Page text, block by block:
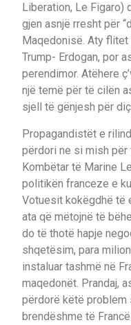
Liberation, Le Figaro)
gjen asnjë rresht për
Maqedonisë. Aty
Trump- Erdogan, por
perendimor. Atëhere
një temë për të cilën
sjell të gënjesh për
Propagandistët e
përdori ne si mish
Kombëtar të Marine
politikën franceze e
Votuesit kokëgdhë të
ata që mëtojnë të
do të thotë hapje
shqetësim, para
instaluar tashmë në
maqedonët. Prandaj,
përdorë këtë
brendëshme të